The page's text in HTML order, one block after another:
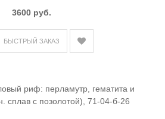
3600 руб.
БЫСТРЫЙ ЗАКАЗ